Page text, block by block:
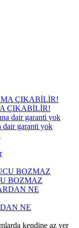
ÇIKABİLİR!
dair garanti yok
BOZMAZ
NE
kendine az yer